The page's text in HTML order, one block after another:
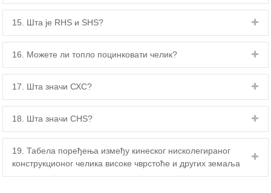
15. Шта је RHS и SHS?
16. Можете ли топло поцинковати челик?
17. Шта значи СХС?
18. Шта значи CHS?
19. Табела поређења између кинеског нисколегираног
конструкционог челика високе чврстоће и других земаља